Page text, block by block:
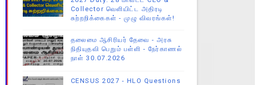
Collector வெளியிட்ட அதிரடி
சுற்றறிக்கைகள் - முழு விவரங்கள்!
தலைமை ஆசிரியர் தேவை - அரசு
நிதியுதவி பெறும் பள்ளி - நேர்காணல்
நாள் 30.07.2026
CENSUS 2027 - HLO Questions